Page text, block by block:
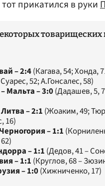
прикатился в руки
товарищеских
– 2:4(Кагава, 54; Хонда,
52; А.Гонсалес, 58)
Мальта – 3:0(Дадашев, 5,
– 2:1 (Жоаким, 49;
16)
– 1:1
– 1:1 (Дедов, 41 –
– 1:1 (Круглов, 68 –
– 1:0(Хижниченко, 17)